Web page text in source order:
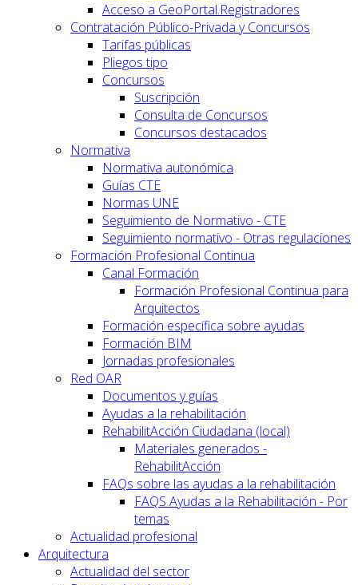
Acceso a GeoPortal.Registradores
Contratación Público-Privada y Concursos
Tarifas públicas
Pliegos tipo
Concursos
Suscripción
Consulta de Concursos
Concursos destacados
Normativa
Normativa autonómica
Guías CTE
Normas UNE
Seguimiento de Normativo - CTE
Seguimiento normativo - Otras regulaciones
Formación Profesional Continua
Canal Formación
Formación Profesional Continua para
Arquitectos
Formación específica sobre ayudas
Formación BIM
Jornadas profesionales
Red OAR
Documentos y guías
Ayudas a la rehabilitación
RehabilitAcción Ciudadana (local)
Materiales generados -
RehabilitAcción
FAQs sobre las ayudas a la rehabilitación
FAQS Ayudas a la Rehabilitación - Por
temas
Actualidad profesional
Arquitectura
Actualidad del sector